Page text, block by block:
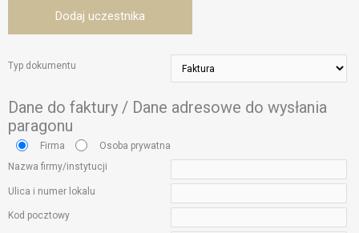
Dodaj uczestnika
Typ dokumentu
Dane do faktury / Dane adresowe do wysłania
paragonu
Firma
Osoba prywatna
Nazwa firmy/instytucji
Ulica i numer lokalu
Kod pocztowy